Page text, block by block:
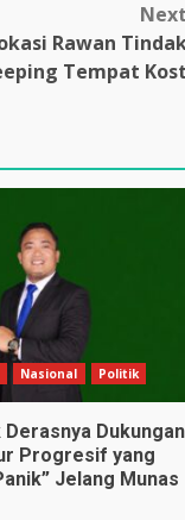
Next
Rawan
Tempat Kost
Nasional Politik
Derasnya Dukungan
Progresif yang
Jelang Munas